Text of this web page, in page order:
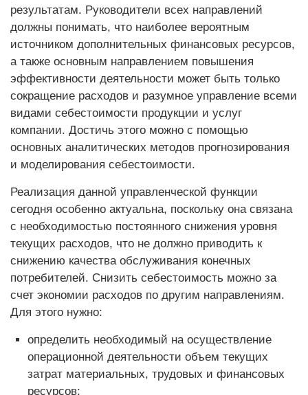
результатам. Руководители всех направлений
должны понимать, что наиболее вероятным
источником дополнительных финансовых ресурсов,
а также основным направлением повышения
эффективности деятельности может быть только
сокращение расходов и разумное управление всеми
видами себестоимости продукции и услуг
компании. Достичь этого можно с помощью
основных аналитических методов прогнозирования
и моделирования себестоимости.
Реализация данной управленческой функции
сегодня особенно актуальна, поскольку она связана
с необходимостью постоянного снижения уровня
текущих расходов, что не должно приводить к
снижению качества обслуживания конечных
потребителей. Снизить себестоимость можно за
счет экономии расходов по другим направлениям.
Для этого нужно:
определить необходимый на осуществление
операционной деятельности объем текущих
затрат материальных, трудовых и финансовых
ресурсов;